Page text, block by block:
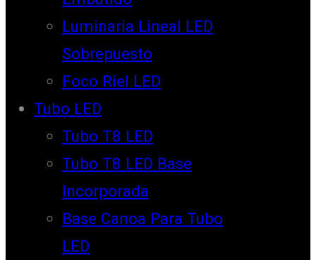
Luminaria Lineal LED
Sobrepuesto
Foco Riel LED
Tubo LED
Tubo T8 LED
Tubo T8 LED Base
Incorporada
Base Canoa Para Tubo
LED